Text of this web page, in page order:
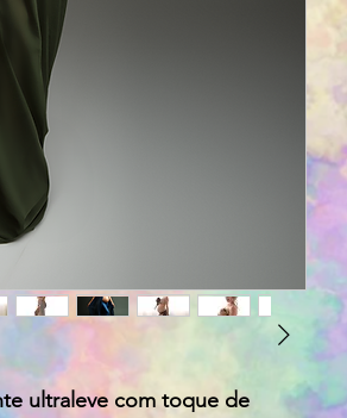
ultraleve com toque de